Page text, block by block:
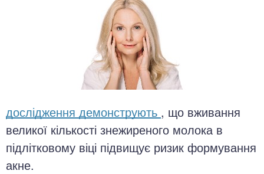
дослідження демонструють , що вживання
великої кількості знежиреного молока в
підлітковому віці підвищує ризик формування
акне.